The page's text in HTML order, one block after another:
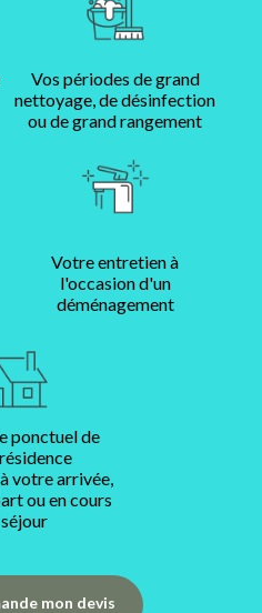
Vos périodes de grand
nettoyage, de désinfection
ou de grand rangement
Votre entretien à
l'occasion d'un
déménagement
ponctuel de
votre arrivée,
ou en cours
mon devis